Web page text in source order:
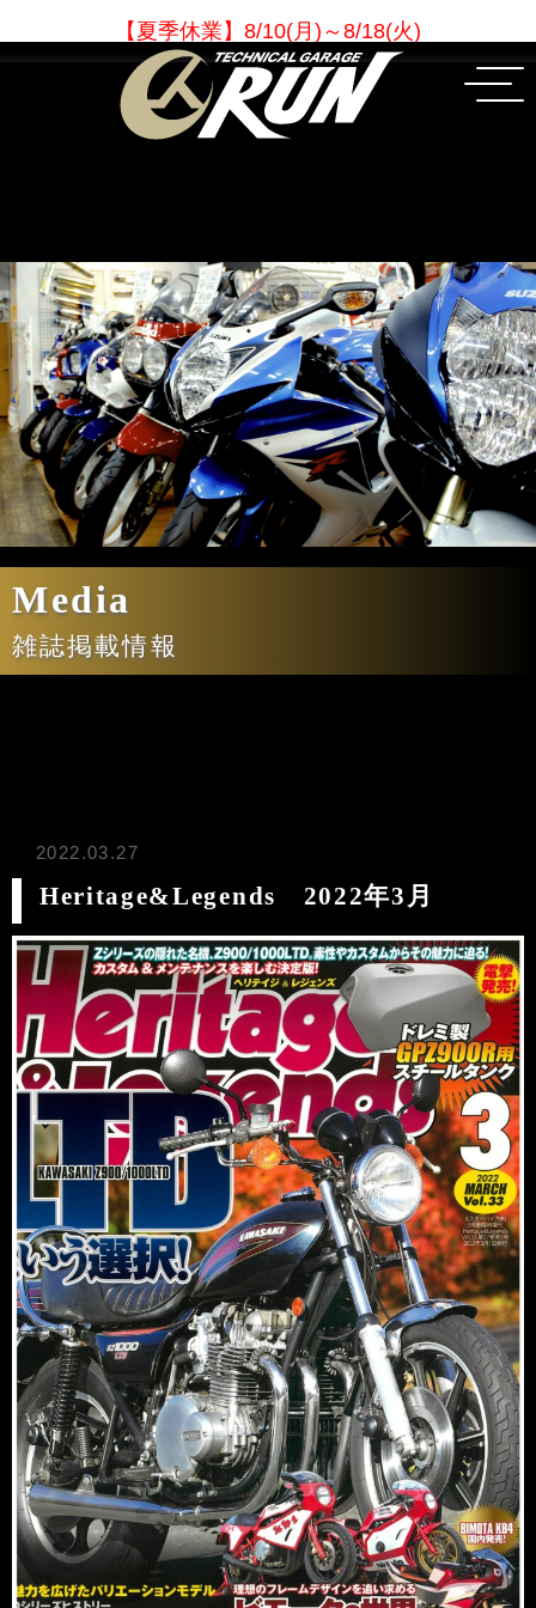
【夏季休業 】 8/10(月)～8/18(火)
Media
雑誌掲載情報
2022.03.27
Heritage&Legends 2022年3月